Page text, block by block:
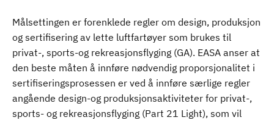
Målsettingen er forenklede regler om design, produksjon
og sertifisering av lette luftfartøyer som brukes til
privat-, sports-og rekreasjonsflyging (GA). EASA anser at
den beste måten å innføre nødvendig proporsjonalitet i
sertifiseringsprosessen er ved å innføre særlige regler
angående design-og produksjonsaktiviteter for privat-,
sports- og rekreasjonsflyging (Part 21 Light), som vil